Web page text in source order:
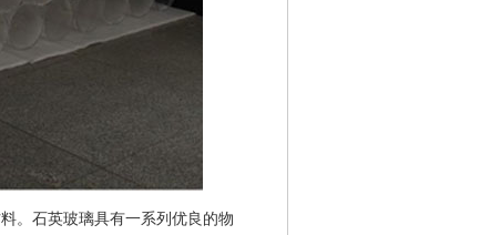
。石英玻璃具有一系列优良的物